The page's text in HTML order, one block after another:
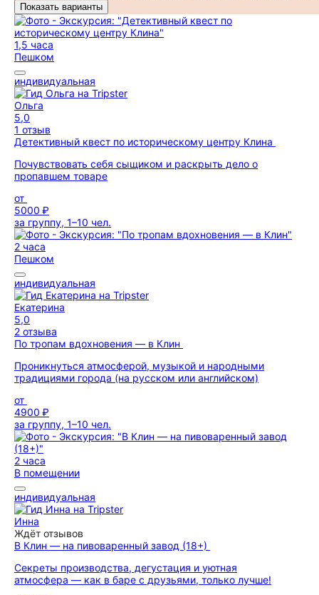
Показать варианты
1,5 часа
Пешком
индивидуальная
Ольга
5,0
1 отзыв
Детективный квест по историческому центру Клина
Почувствовать себя сыщиком и раскрыть дело о
пропавшем товаре
от
5000 ₽
за группу, 1–10 чел.
2 часа
Пешком
индивидуальная
Екатерина
5,0
2 отзыва
По тропам вдохновения — в Клин
Проникнуться атмосферой, музыкой и народными
традициями города (на русском или английском)
от
4900 ₽
за группу, 1–10 чел.
2 часа
В помещении
индивидуальная
Инна
Ждёт отзывов
В Клин — на пивоваренный завод (18+)
Секреты производства, дегустация и уютная
атмосфера — как в баре с друзьями, только лучше!